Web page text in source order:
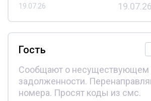
19.07.26 19.07.26
Гость
Сообщают о несуществующем
задолженности.
номера. Просят коды из смс.